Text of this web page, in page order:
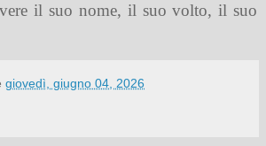
il suo nome, il suo volto, il suo
giovedì, giugno 04, 2026